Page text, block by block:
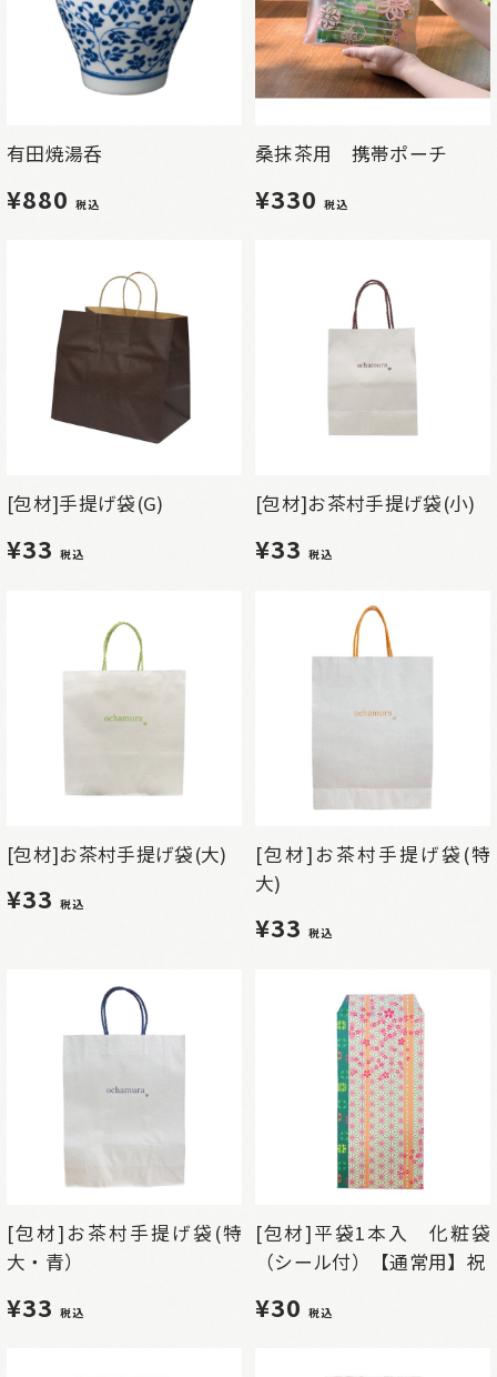
有田焼湯呑
¥880税込
桑抹茶用 携帯ポーチ
¥330税込
[包材]手提げ袋(G)
¥33税込
[包材]お茶村手提げ袋(小)
¥33税込
[包材]お茶村手提げ袋(大)
¥33税込
[包材]お茶村手提げ袋(特
大)
¥33税込
[包材]お茶村手提げ袋(特
大・青）
¥33税込
[包材]平袋1本入 化粧袋
（シール付）【通常用】祝
¥30税込